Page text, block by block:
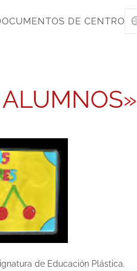
DE CENTRO
de Educación Plástica.